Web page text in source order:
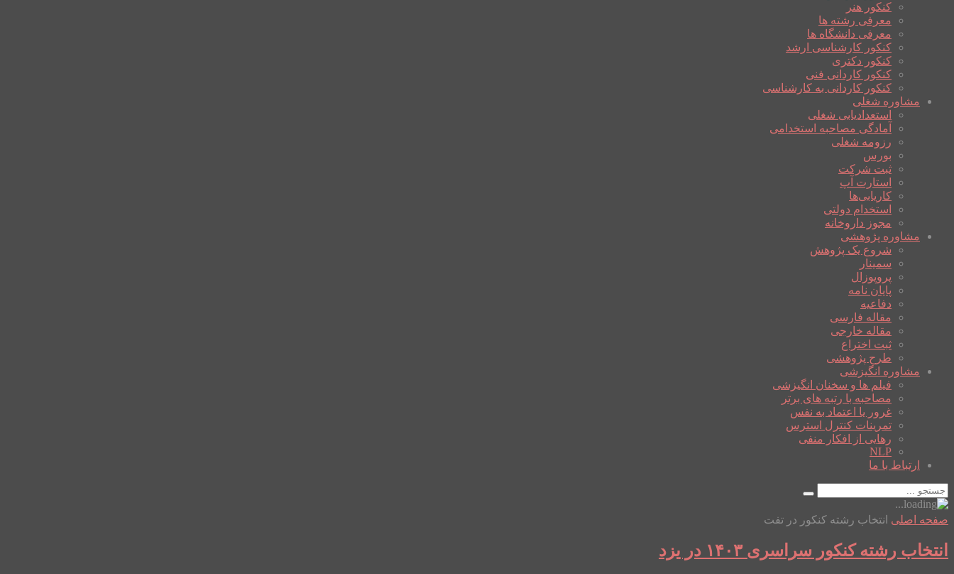
کنکور هنر
معرفی رشته ها
معرفی دانشگاه ها
کنکور کارشناسی ارشد
کنکور دکتری
کنکور کاردانی فنی
کنکور کاردانی به کارشناسی
مشاوره شغلی
استعدادیابی شغلی
آمادگی مصاحبه استخدامی
رزومه شغلی
بورس
ثبت شرکت
استارت آپ
کاریابی‌ها
استخدام دولتی
مجوز داروخانه
مشاوره پژوهشی
شروع یک پژوهش
سمینار
پروپوزال
پایان نامه
دفاعیه
مقاله فارسی
مقاله خارجی
ثبت اختراع
طرح پژوهشی
مشاوره انگیزشی
فیلم ها و سخنان انگیزشی
مصاحبه با رتبه های برتر
غرور یا اعتماد به نفس
تمرینات کنترل استرس
رهایی از افکار منفی
NLP
ارتباط با ما
صفحه اصلی انتخاب رشته کنکور در تفت
انتخاب رشته کنکور سراسری ۱۴۰۳ در یزد